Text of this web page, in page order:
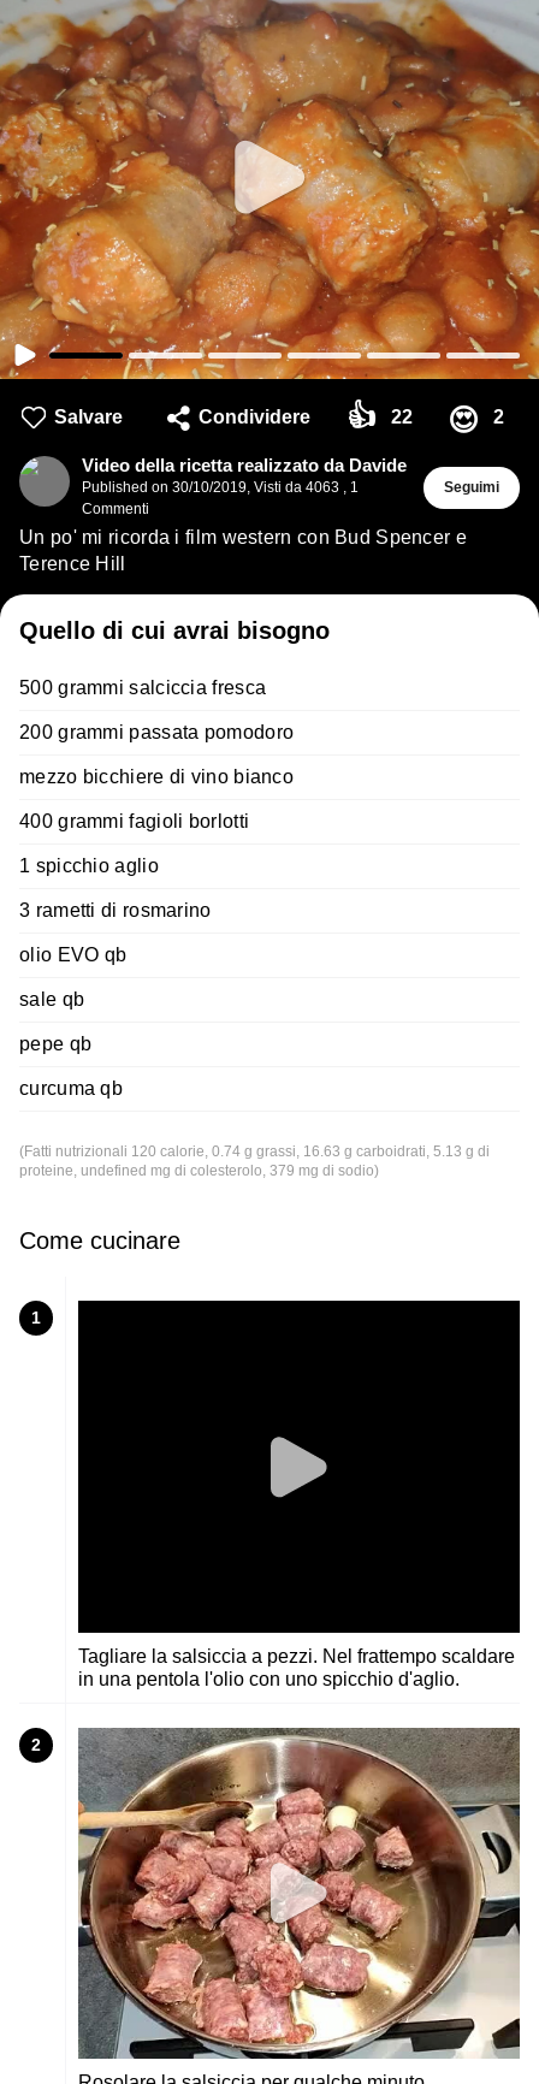
Salvare Condividere 👍 22 😍 2
Video della ricetta realizzato da Davide
Published on 30/10/2019, Visti da 4063 , 1
Commenti
Seguimi
Un po' mi ricorda i film western con Bud Spencer e
Terence Hill
Quello di cui avrai bisogno
500 grammi salciccia fresca
200 grammi passata pomodoro
mezzo bicchiere di vino bianco
400 grammi fagioli borlotti
1 spicchio aglio
3 rametti di rosmarino
olio EVO qb
sale qb
pepe qb
curcuma qb
(Fatti nutrizionali 120 calorie, 0.74 g grassi, 16.63 g carboidrati, 5.13 g di
proteine, undefined mg di colesterolo, 379 mg di sodio)
Come cucinare
1
Tagliare la salsiccia a pezzi. Nel frattempo scaldare
in una pentola l'olio con uno spicchio d'aglio.
2